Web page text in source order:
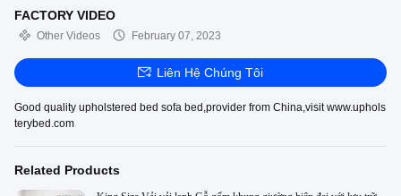
FACTORY VIDEO
Other Videos February 07, 2023
Liên Hệ Chúng Tôi
Good quality upholstered bed sofa bed,provider from China,visit www.uphols
terybed.com
Related Products